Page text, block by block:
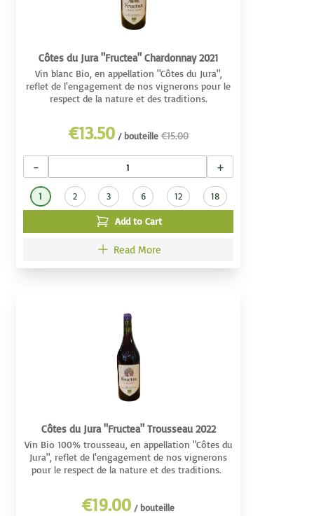
Côtes du Jura "Fructea" Chardonnay 2021
Vin blanc Bio, en appellation "Côtes du Jura",
reflet de l'engagement de nos vignerons pour le
respect de la nature et des traditions.
€13.50 / bouteille €15.00
− +
1 2 3 6 12 18
Add to Cart
Read More
Côtes du Jura "Fructea" Trousseau 2022
Vin Bio 100% trousseau, en appellation "Côtes du
Jura", reflet de l'engagement de nos vignerons
pour le respect de la nature et des traditions.
€19.00 / bouteille